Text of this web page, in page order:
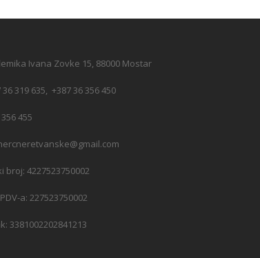
Ivana Zovke 15, 88000 Mostar
319 635, +387 36 356 450
455
broj: 4227523750002
a: 227523750002
3381002202841213